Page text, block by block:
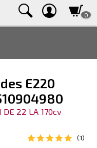
0
E220
22 LA 170cv
(1)